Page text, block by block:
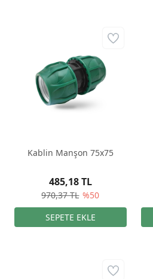
Kablin Manşon 75x75
970,37 TL %50
485,18 TL